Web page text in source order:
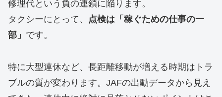
修理代という負の連鎖に陥ります。
タクシーにとって、 点検は「稼ぐための仕事の一
部」 です。
​特に大型連休など、長距離移動が増える時期はトラ
ブルの質が変わります。JAFの出動データから見え